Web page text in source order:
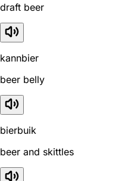
draft beer
kannbier
beer belly
bierbuik
beer and skittles